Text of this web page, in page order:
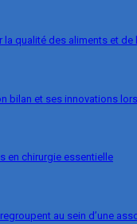
la qualité des aliments et de
bilan et ses innovations
en chirurgie essentielle
au sein d’une